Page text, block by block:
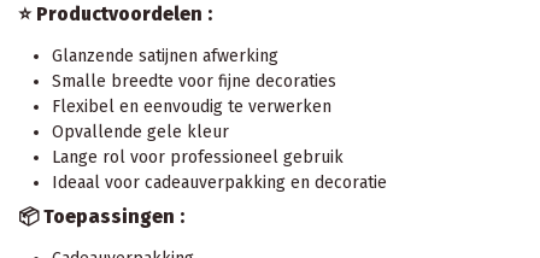
⭐ Productvoordelen :
Glanzende satijnen afwerking
Smalle breedte voor fijne decoraties
Flexibel en eenvoudig te verwerken
Opvallende gele kleur
Lange rol voor professioneel gebruik
Ideaal voor cadeauverpakking en decoratie
📦 Toepassingen :